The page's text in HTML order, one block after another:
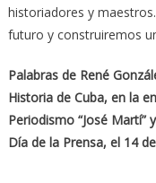
historiadores y
futuro y construiremos
Palabras de René
Historia de Cuba, en la
Periodismo “José Martí”
Día de la Prensa, el 14